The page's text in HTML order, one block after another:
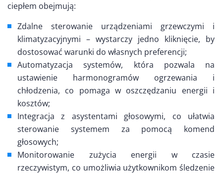
ciepłem obejmują:
Zdalne sterowanie urządzeniami grzewczymi i
klimatyzacyjnymi – wystarczy jedno kliknięcie, by
dostosować warunki do własnych preferencji;
Automatyzacja systemów, która pozwala na
ustawienie harmonogramów ogrzewania i
chłodzenia, co pomaga w oszczędzaniu energii i
kosztów;
Integracja z asystentami głosowymi, co ułatwia
sterowanie systemem za pomocą komend
głosowych;
Monitorowanie zużycia energii w czasie
rzeczywistym, co umożliwia użytkownikom śledzenie